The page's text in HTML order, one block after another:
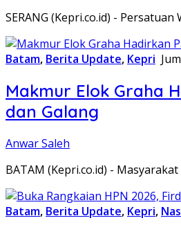
SERANG (Kepri.co.id) -
Batam, Berita Update, Kepri
Makmur Elok Graha
dan Galang
Anwar Saleh
BATAM (Kepri.co.id) -
Batam, Berita Update, Kepri,